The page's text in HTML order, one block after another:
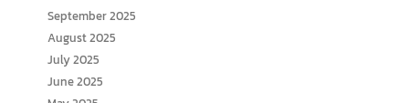
September 2025
August 2025
July 2025
June 2025